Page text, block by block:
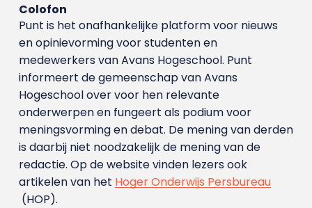
Colofon
Punt is het onafhankelijke platform voor nieuws
en opinievorming voor studenten en
medewerkers van Avans Hoge­school. Punt
informeert de gemeenschap van Avans
Hogeschool over voor hen relevante
onderwerpen en fungeert als podium voor
meningsvorming en debat. De mening van derden
is daarbij niet noodzakelijk de mening van de
redactie. Op de website vinden lezers ook
artikelen van het Hoger Onderwijs Persbureau
(HOP).